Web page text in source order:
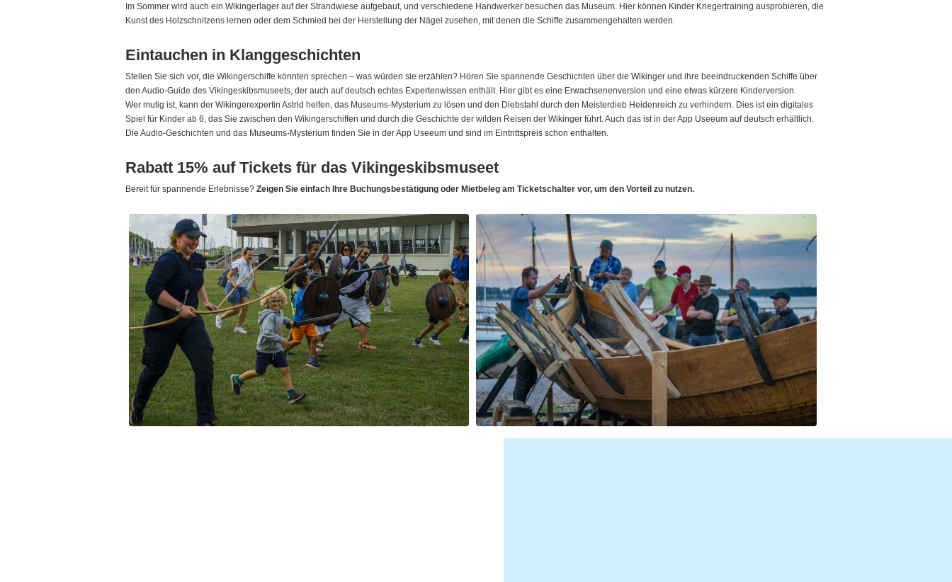
Im Sommer wird auch ein Wikingerlager auf der Strandwiese aufgebaut, und verschiedene Handwerker besuchen das Museum. Hier können Kinder Kriegertraining ausprobieren, die
Kunst des Holzschnitzens lernen oder dem Schmied bei der Herstellung der Nägel zusehen, mit denen die Schiffe zusammengehalten werden.
Eintauchen in Klanggeschichten
Stellen Sie sich vor, die Wikingerschiffe könnten sprechen – was würden sie erzählen? Hören Sie spannende Geschichten über die Wikinger und ihre beeindruckenden Schiffe über
den Audio-Guide des Vikingeskibsmuseets, der auch auf deutsch echtes Expertenwissen enthält. Hier gibt es eine Erwachsenenversion und eine etwas kürzere Kinderversion.
Wer mutig ist, kann der Wikingerexpertin Astrid helfen, das Museums-Mysterium zu lösen und den Diebstahl durch den Meisterdieb Heidenreich zu verhindern. Dies ist ein digitales
Spiel für Kinder ab 6, das Sie zwischen den Wikingerschiffen und durch die Geschichte der wilden Reisen der Wikinger führt. Auch das ist in der App Useeum auf deutsch erhältlich.
Die Audio-Geschichten und das Museums-Mysterium finden Sie in der App Useeum und sind im Eintrittspreis schon enthalten.
Rabatt 15% auf Tickets für das Vikingeskibsmuseet
Bereit für spannende Erlebnisse? Zeigen Sie einfach Ihre Buchungsbestätigung oder Mietbeleg am Ticketschalter vor, um den Vorteil zu nutzen.